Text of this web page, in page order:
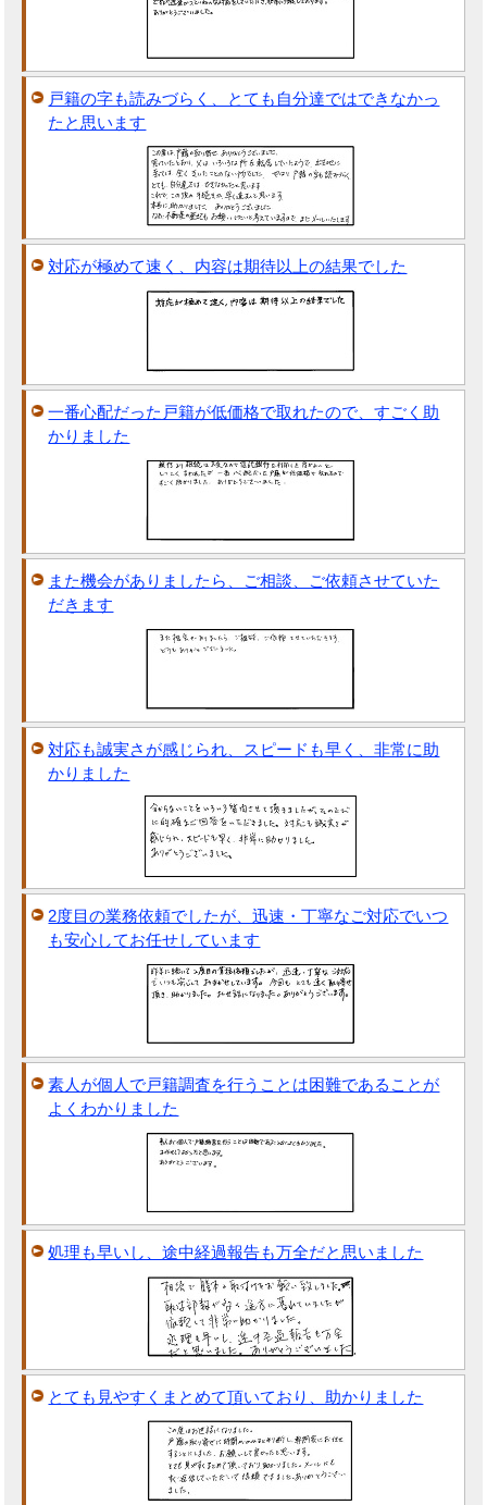
戸籍の字も読みづらく、とても自分達ではできなかっ
たと思います
対応が極めて速く、内容は期待以上の結果でした
一番心配だった戸籍が低価格で取れたので、すごく助
かりました
また機会がありましたら、ご相談、ご依頼させていた
だきます
対応も誠実さが感じられ、スピードも早く、非常に助
かりました
2度目の業務依頼でしたが、迅速・丁寧なご対応でいつ
も安心してお任せしています
素人が個人で戸籍調査を行うことは困難であることが
よくわかりました
処理も早いし、途中経過報告も万全だと思いました
とても見やすくまとめて頂いており、助かりました